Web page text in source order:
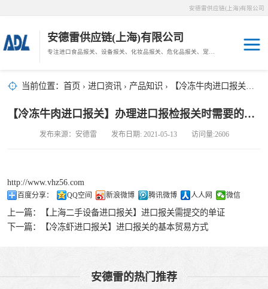
安德雷供应链(上海)有限公司
安德雷供应链(上海)有限公司
当前位置： 首页 › 进口资讯 › 产品知识 › 【冷冻牛肉进口报关】办理进口报检报关时需要的手续
【冷冻牛肉进口报关】办理进口报检报关时需要的手续
发布来源：安德雷 发布日期: 2021-05-13 访问量:2606
http://www.vhz56.com
百度分享： QQ空间 新浪微博 腾讯微博 人人网 微信
上一篇：
【上海二手设备进口报关】进口报关需提交的单证
下一篇：
【冷冻虾进口报关】进口报关的基本贸易方式
安德雷的热门推荐
其他报关
海鲜进口
宠物粮进口
危化品进口
木材报关
药材报关
汽车/游艇报关